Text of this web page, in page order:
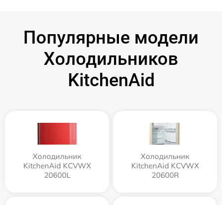
Популярные модели
Холодильников
KitchenAid
Холодильник
KitchenAid KCVWX
20600L
Холодильник
KitchenAid KCVWX
20600R